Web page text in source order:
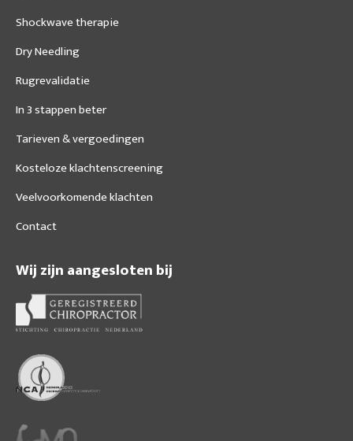
Shockwave therapie
Dry Needling
Rugrevalidatie
In 3 stappen beter
Tarieven & vergoedingen
Kosteloze klachtenscreening
Veelvoorkomende klachten
Contact
Wij zijn aangesloten bij